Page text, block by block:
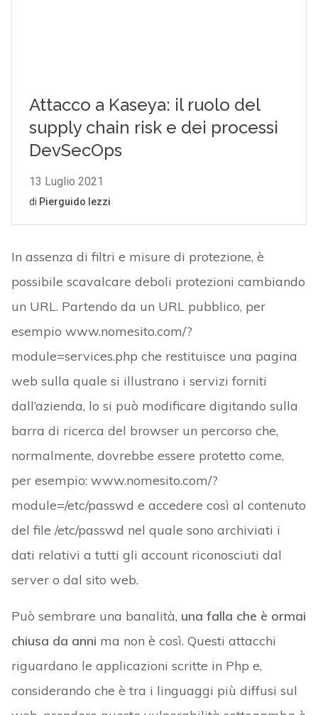
In assenza di filtri e misure di protezione, è
possibile scavalcare deboli protezioni cambiando
un URL. Partendo da un URL pubblico, per
esempio www.nomesito.com/?
module=services.php che restituisce una pagina
web sulla quale si illustrano i servizi forniti
dall’azienda, lo si può modificare digitando sulla
barra di ricerca del browser un percorso che,
normalmente, dovrebbe essere protetto come,
per esempio: www.nomesito.com/?
module=/etc/passwd e accedere così al contenuto
del file /etc/passwd nel quale sono archiviati i
dati relativi a tutti gli account riconosciuti dal
server o dal sito web.
Può sembrare una banalità, una falla che è ormai
chiusa da anni ma non è così. Questi attacchi
riguardano le applicazioni scritte in Php e,
considerando che è tra i linguaggi più diffusi sul